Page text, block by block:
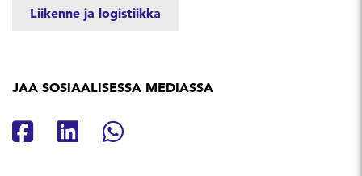
Liikenne ja logistiikka
JAA SOSIAALISESSA MEDIASSA
Jaa Facebookissa
Jaa Linkedinissä
Jaa Whatsappissa